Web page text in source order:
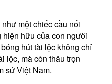
một chiếc cầu nối
hữu của con người
hút tài lộc không chỉ
lộc, mà còn thâu trọn
sứ Việt Nam.